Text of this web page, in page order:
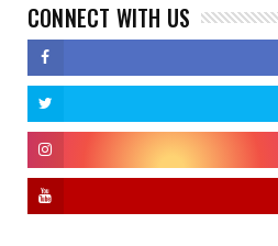
CONNECT WITH US